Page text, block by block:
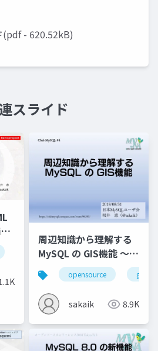
(pdf - 620.52kB)
スライド
map xml
周辺知識から理解する
MySQL の GIS機能 ～
ClubMySQL #4
opensource gis
sakaik 8.9K